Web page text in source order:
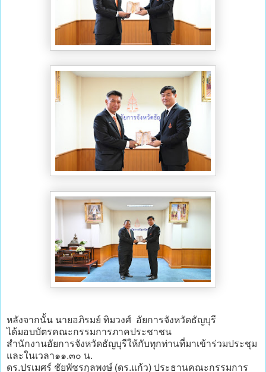
หลังจากนั้น นายอภิรมย์ ทิมวงศ์ อัยการจังหวัดธัญบุรี
ได้มอบบัตรคณะกรรมการภาคประชาชน
สำนักงานอัยการจังหวัดธัญบุรีให้กับทุกท่านที่มาเข้าร่วมประชุม
และในเวลา๑๑.๓๐ น.
ดร.ปรเมศร์ ชัยพัชรกุลพงษ์ (ดร.แก้ว) ประธานคณะกรรมการ